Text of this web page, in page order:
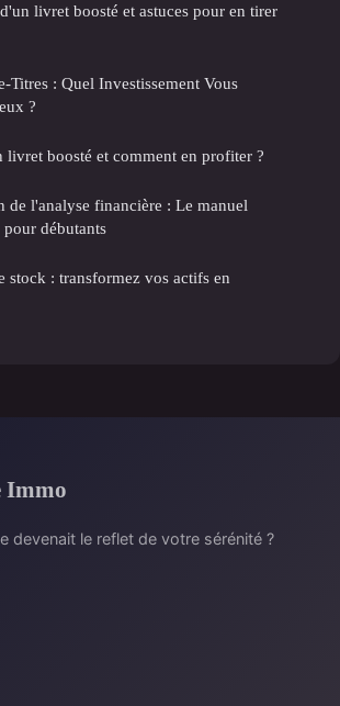
livret boosté et astuces pour en tirer
Titres : Quel Investissement Vous
?
livret boosté et comment en profiter ?
de l'analyse financière : Le manuel
débutants
stock : transformez vos actifs en
Immo
devenait le reflet de votre sérénité ?